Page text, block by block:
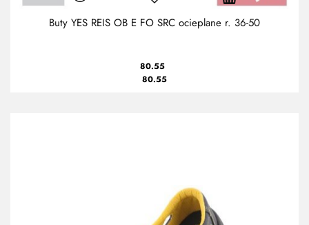
Buty YES REIS OB E FO SRC ocieplane r. 36-50
80.55
80.55